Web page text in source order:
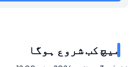
میچ کب شروع ہوگا